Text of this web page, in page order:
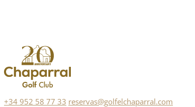
+34 952 58 77 33 reservas@golfelchaparral.com